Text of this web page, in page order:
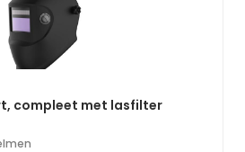
compleet met lasfilter